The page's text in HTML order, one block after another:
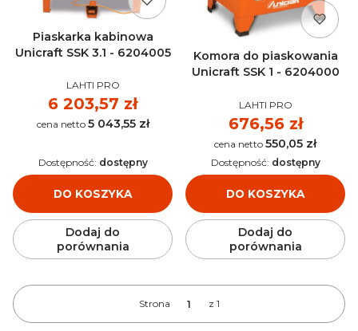
Piaskarka kabinowa
Unicraft SSK 3.1 - 6204005
PRODUCENT
LAHTI PRO
Cena
6 203,57 zł
Cena 5 043,55 zł
DO KOSZYKA
Dostępność: dostępny
Dodaj do
porównania
Komora do piaskowania
Unicraft SSK 1 - 6204000
PRODUCENT
LAHTI PRO
Cena
676,56 zł
Cena 550,05 zł
DO KOSZYKA
Dostępność: dostępny
Dodaj do
porównania
Strona z 1